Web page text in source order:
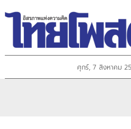
ศุกร์, 7 สิงหาคม